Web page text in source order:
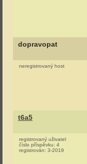
dopravopat
neregistrovaný host
t6a5
registrovaný uživatel
číslo příspěvku: 4
registrován: 3-2019